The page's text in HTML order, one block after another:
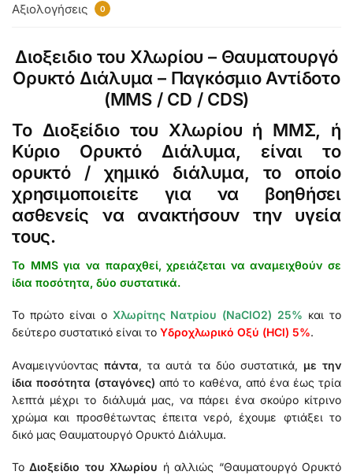
Αξιολογήσεις 0
Διοξειδιο του Χλωρίου – Θαυματουργό
Ορυκτό Διάλυμα – Παγκόσμιο Αντίδοτο
(MMS / CD / CDS)
To Διοξείδιο του Χλωρίου ή ΜΜΣ, ή
Κύριο Ορυκτό Διάλυμα, είναι το
ορυκτό / χημικό διάλυμα, το οποίο
χρησιμοποιείτε για να βοηθήσει
ασθενείς να ανακτήσουν την υγεία
τους.
Το MMS για να παραχθεί, χρειάζεται να αναμειχθούν σε
ίδια ποσότητα, δύο συστατικά.
Το πρώτο είναι ο Χλωρίτης Νατρίου (NaClO2) 25% και το
δεύτερο συστατικό είναι το Υδροχλωρικό Οξύ (HCl) 5%.
Αναμειγνύονταςπάντα, τα αυτά τα δύο συστατικά, με την
ίδια ποσότητα (σταγόνες) από το καθένα, από ένα έως τρία
λεπτά μέχρι το διάλυμά μας, να πάρει ένα σκούρο κίτρινο
χρώμα και προσθέτωντας έπειτα νερό, έχουμε φτιάξει το
δικό μας Θαυματουργό Ορυκτό Διάλυμα.
ΤοΔιοξείδιο του Χλωρίου ή αλλιώς “Θαυματουργό Ορυκτό